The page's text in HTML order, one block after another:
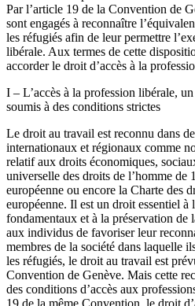
Par l’article 19 de la Convention de
sont engagés à reconnaître
les réfugiés afin de leur permettre
libérale. Aux termes de cette
accorder le droit d’accès à la
I – L’accès à la profession libérale,
soumis à des conditions strictes
Le droit au travail est reconnu dans
internationaux et régionaux comme
relatif aux droits économiques,
universelle des droits de l’homme de
européenne ou encore la Charte des
européenne. Il est un droit essentiel à
fondamentaux et à la préservation
aux individus de favoriser leur
membres de la société dans laquelle
les réfugiés, le droit au travail est
Convention de Genève. Mais cette
des conditions d’accès aux
19 de la même Convention, le droit